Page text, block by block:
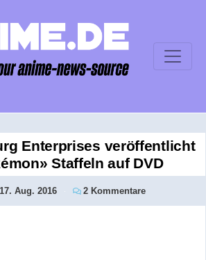
Enterprises veröffentlicht
Staffeln auf DVD
Aug. 2016 2 Kommentare